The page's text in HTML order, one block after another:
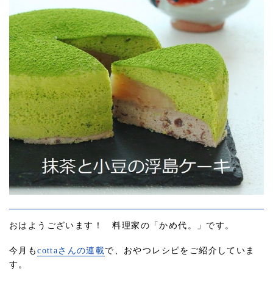
おはようございます！ 料理家の「かめ代。」です。
今月もcottaさんの連載で、おやつレシピをご紹介していま
す。